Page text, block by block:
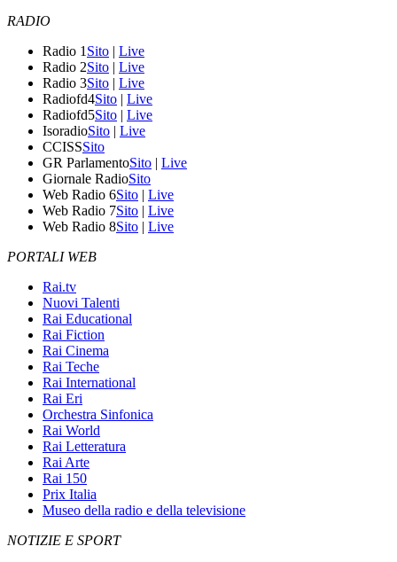
RADIO
Radio 1 Sito | Live
Radio 2Sito | Live
Radio 3Sito | Live
Radiofd4Sito | Live
Radiofd5Sito | Live
IsoradioSito | Live
CCISSSito
GR ParlamentoSito | Live
Giornale RadioSito
Web Radio 6Sito | Live
Web Radio 7Sito | Live
Web Radio 8Sito | Live
PORTALI WEB
Rai.tv
Nuovi Talenti
Rai Educational
Rai Fiction
Rai Cinema
Rai Teche
Rai International
Rai Eri
Orchestra Sinfonica
Rai World
Rai Letteratura
Rai Arte
Rai 150
Prix Italia
Museo della radio e della televisione
NOTIZIE E SPORT